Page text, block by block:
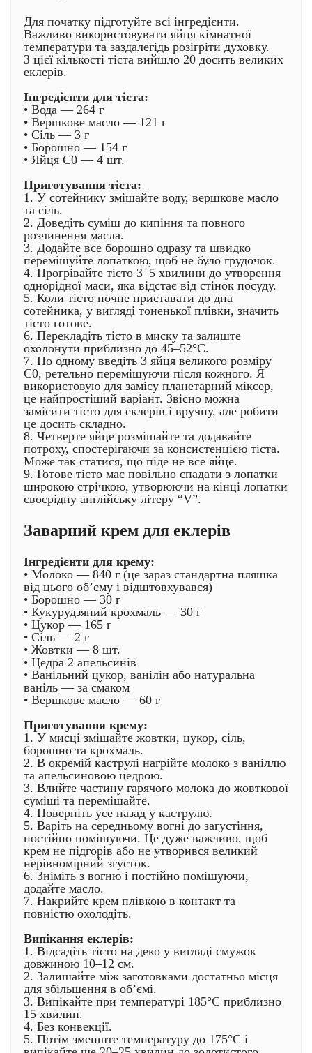
Для початку підготуйте всі інгредієнти.
Важливо використовувати яйця кімнатної
температури та заздалегідь розігріти духовку.
З цієї кількості тіста вийшло 20 досить великих
еклерів.
Інгредієнти для тіста:
• Вода — 264 г
• Вершкове масло — 121 г
• Сіль — 3 г
• Борошно — 154 г
• Яйця С0 — 4 шт.
Приготування тіста:
1. У сотейнику змішайте воду, вершкове масло
та сіль.
2. Доведіть суміш до кипіння та повного
розчинення масла.
3. Додайте все борошно одразу та швидко
перемішуйте лопаткою, щоб не було грудочок.
4. Прогрівайте тісто 3–5 хвилини до утворення
однорідної маси, яка відстає від стінок посуду.
5. Коли тісто почне приставати до дна
сотейника, у вигляді тоненької плівки, значить
тісто готове.
6. Перекладіть тісто в миску та залиште
охолонути приблизно до 45–52°C.
7. По одному введіть 3 яйця великого розміру
С0, ретельно перемішуючи після кожного. Я
використовую для замісу планетарний міксер,
це найпростіший варіант. Звісно можна
замісити тісто для еклерів і вручну, але робити
це досить складно.
8. Четверте яйце розмішайте та додавайте
потроху, спостерігаючи за консистенцією тіста.
Може так статися, що піде не все яйце.
9. Готове тісто має повільно спадати з лопатки
широкою стрічкою, утворюючи на кінці лопатки
своєрідну англійську літеру “V”.
Заварний крем для еклерів
Інгредієнти для крему:
• Молоко — 840 г (це зараз стандартна пляшка
від цього об’єму і відштовхувався)
• Борошно — 30 г
• Кукурудзяний крохмаль — 30 г
• Цукор — 165 г
• Сіль — 2 г
• Жовтки — 8 шт.
• Цедра 2 апельсинів
• Ванільний цукор, ванілін або натуральна
ваніль — за смаком
• Вершкове масло — 60 г
Приготування крему:
1. У мисці змішайте жовтки, цукор, сіль,
борошно та крохмаль.
2. В окремій каструлі нагрійте молоко з ваніллю
та апельсиновою цедрою.
3. Влийте частину гарячого молока до жовткової
суміші та перемішайте.
4. Поверніть усе назад у каструлю.
5. Варіть на середньому вогні до загустіння,
постійно помішуючи. Це дуже важливо, щоб
крем не підгорів або не утворився великий
нерівномірний згусток.
6. Зніміть з вогню і постійно помішуючи,
додайте масло.
7. Накрийте крем плівкою в контакт та
повністю охолодіть.
Випікання еклерів:
1. Відсадіть тісто на деко у вигляді смужок
довжиною 10–12 см.
2. Залишайте між заготовками достатньо місця
для збільшення в об’ємі.
3. Випікайте при температурі 185°C приблизно
15 хвилин.
4. Без конвекції.
5. Потім зменште температуру до 175°C і